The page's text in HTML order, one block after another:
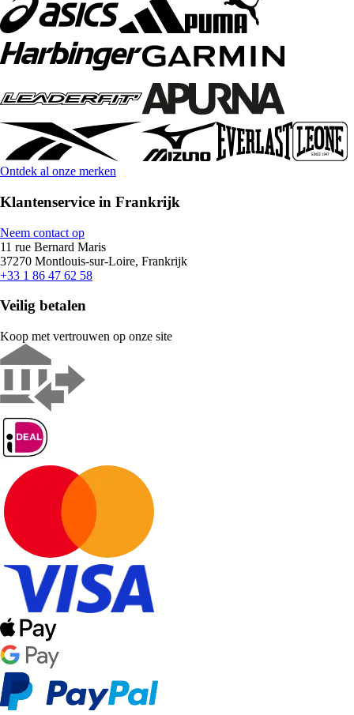
Ontdek al onze merken
Klantenservice in Frankrijk
Neem contact op
11 rue Bernard Maris
37270 Montlouis-sur-Loire, Frankrijk
+33 1 86 47 62 58
Veilig betalen
Koop met vertrouwen op onze site